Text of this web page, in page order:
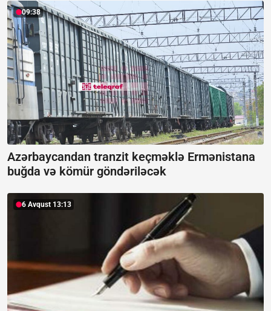
09:38
Azərbaycandan tranzit keçməklə Ermənistana
buğda və kömür göndəriləcək
6 Avqust 13:13